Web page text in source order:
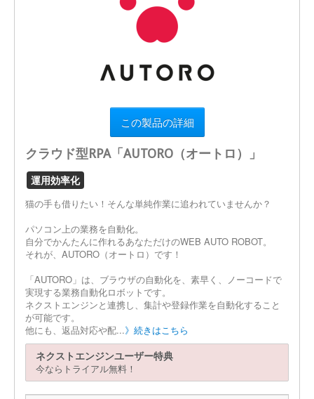
この製品の詳細
クラウド型RPA「AUTORO（オートロ）」
運用効率化
猫の手も借りたい！そんな単純作業に追われていませんか？
パソコン上の業務を自動化。
自分でかんたんに作れるあなただけのWEB AUTO ROBOT。
それが、AUTORO（オートロ）です！
「AUTORO」は、ブラウザの自動化を、素早く、ノーコードで
実現する業務自動化ロボットです。
ネクストエンジンと連携し、集計や登録作業を自動化すること
が可能です。
他にも、返品対応や配...》続きはこちら
ネクストエンジンユーザー特典
今ならトライアル無料！